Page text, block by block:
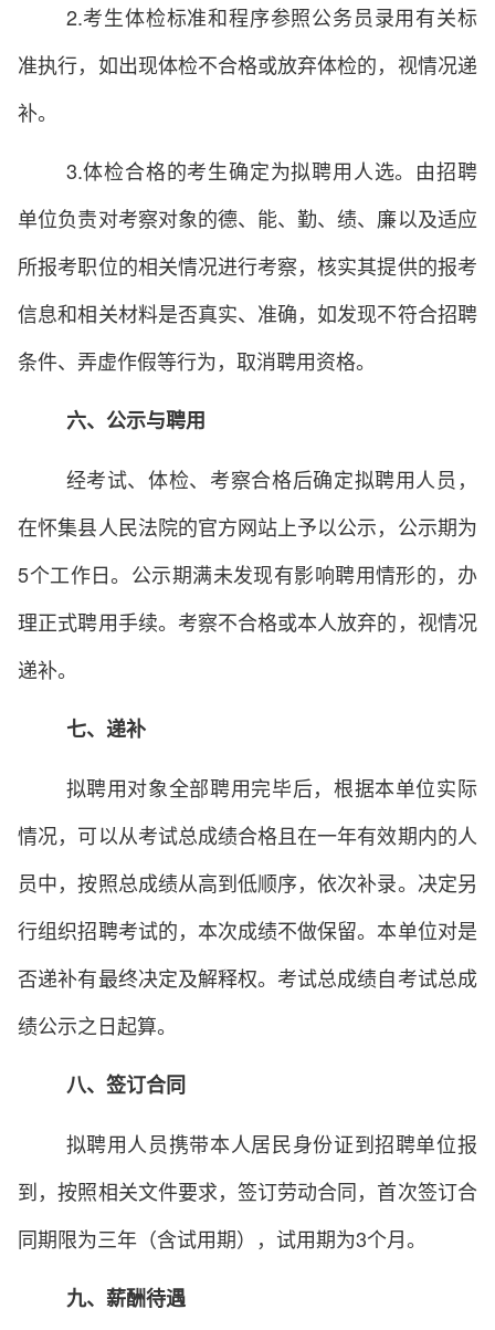
2.考生体检标准和程序参照公务员录用有关标
准执行，如出现体检不合格或放弃体检的，视情况递
补。
3.体检合格的考生确定为拟聘用人选。由招聘
单位负责对考察对象的德、能、勤、绩、廉以及适应
所报考职位的相关情况进行考察，核实其提供的报考
信息和相关材料是否真实、准确，如发现不符合招聘
条件、弄虚作假等行为，取消聘用资格。
六、公示与聘用
经考试、体检、考察合格后确定拟聘用人员，
在怀集县人民法院的官方网站上予以公示，公示期为
5个工作日。公示期满未发现有影响聘用情形的，办
理正式聘用手续。考察不合格或本人放弃的，视情况
递补。
七、递补
拟聘用对象全部聘用完毕后，根据本单位实际
情况，可以从考试总成绩合格且在一年有效期内的人
员中，按照总成绩从高到低顺序，依次补录。决定另
行组织招聘考试的，本次成绩不做保留。本单位对是
否递补有最终决定及解释权。考试总成绩自考试总成
绩公示之日起算。
八、签订合同
拟聘用人员携带本人居民身份证到招聘单位报
到，按照相关文件要求，签订劳动合同，首次签订合
同期限为三年（含试用期），试用期为3个月。
九、薪酬待遇